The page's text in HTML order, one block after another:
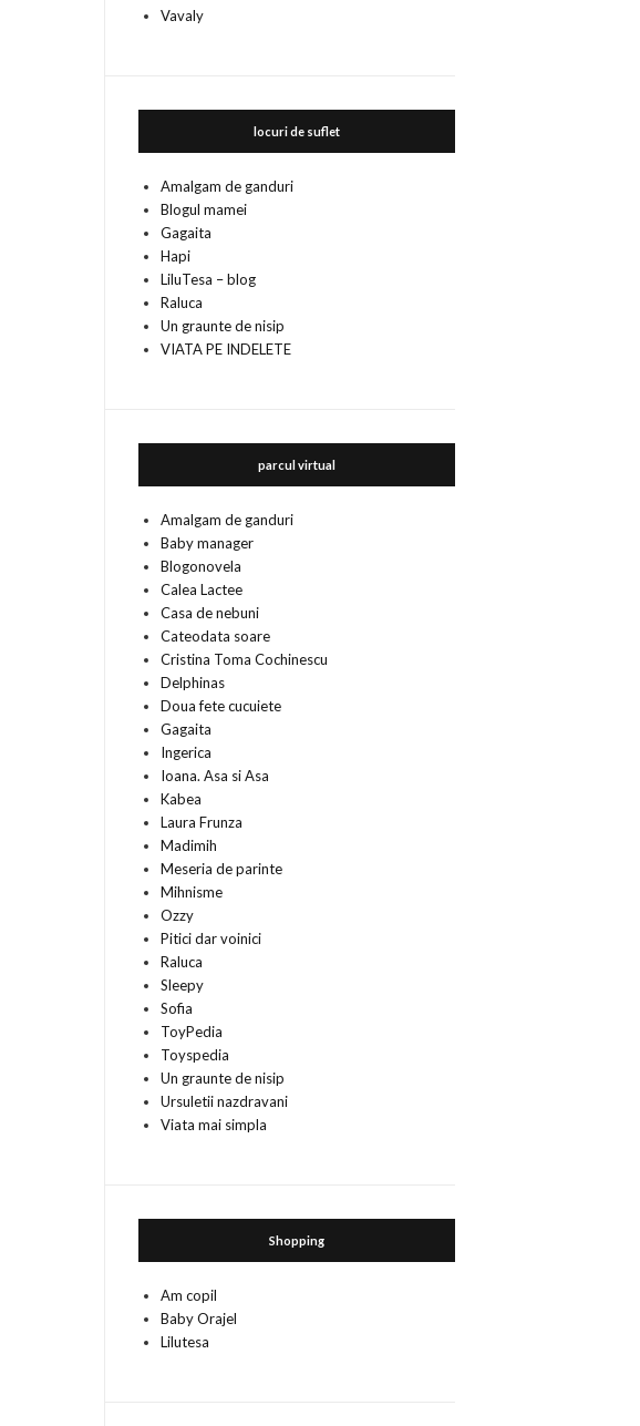
Vavaly
locuri de suflet
Amalgam de ganduri
Blogul mamei
Gagaita
Hapi
LiluTesa – blog
Raluca
Un graunte de nisip
VIATA PE INDELETE
parcul virtual
Amalgam de ganduri
Baby manager
Blogonovela
Calea Lactee
Casa de nebuni
Cateodata soare
Cristina Toma Cochinescu
Delphinas
Doua fete cucuiete
Gagaita
Ingerica
Ioana. Asa si Asa
Kabea
Laura Frunza
Madimih
Meseria de parinte
Mihnisme
Ozzy
Pitici dar voinici
Raluca
Sleepy
Sofia
ToyPedia
Toyspedia
Un graunte de nisip
Ursuletii nazdravani
Viata mai simpla
Shopping
Am copil
Baby Orajel
Lilutesa